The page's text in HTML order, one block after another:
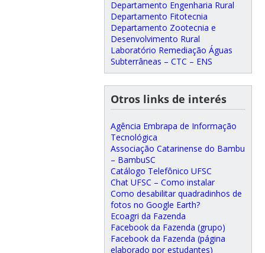
Departamento Engenharia Rural
Departamento Fitotecnia
Departamento Zootecnia e
Desenvolvimento Rural
Laboratório Remediação Águas
Subterrâneas – CTC – ENS
Otros links de interés
Agência Embrapa de Informação
Tecnológica
Associação Catarinense do Bambu
– BambuSC
Catálogo Telefônico UFSC
Chat UFSC – Como instalar
Como desabilitar quadradinhos de
fotos no Google Earth?
Ecoagri da Fazenda
Facebook da Fazenda (grupo)
Facebook da Fazenda (página
elaborado por estudantes)